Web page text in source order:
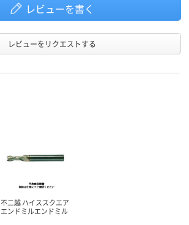
レビューを書く
レビューをリクエストする
不二越 ハイススクエア
エンドミルエンドミル